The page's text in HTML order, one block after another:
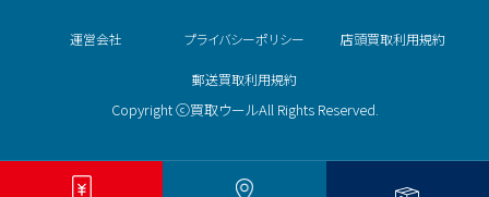
Copyright ⓒ買取ウールAll Rights Reserved.
運営会社 プライバシーポリシー 店頭買取利用規約
郵送買取利用規約